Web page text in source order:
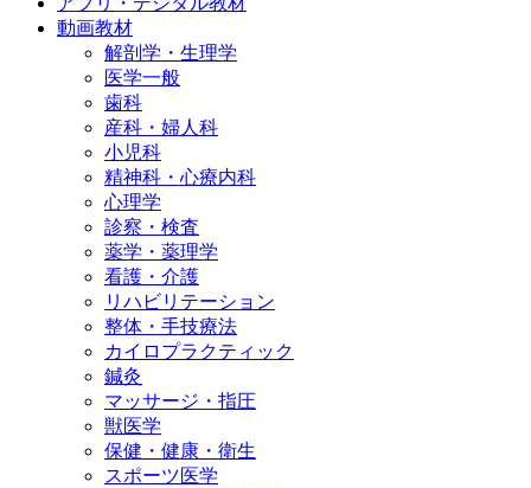
動画教材
解剖学・生理学
医学一般
歯科
産科・婦人科
小児科
精神科・心療内科
心理学
診察・検査
薬学・薬理学
看護・介護
リハビリテーション
整体・手技療法
カイロプラクティック
鍼灸
マッサージ・指圧
獣医学
保健・健康・衛生
スポーツ医学